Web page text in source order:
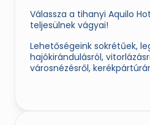
Válassza a tihanyi Aquilo
teljesülnek vágyai!
Lehetőségeink sokrétűek,
hajókirándulásról,
városnézésről,